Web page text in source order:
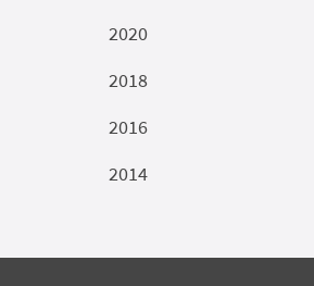
2020
2018
2016
2014